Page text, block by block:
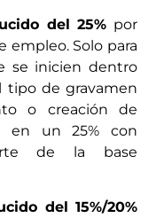
del 25% por
Solo para
se inicien dentro
tipo de gravamen
o creación de
en un 25% con
de la base
del 15%/20%